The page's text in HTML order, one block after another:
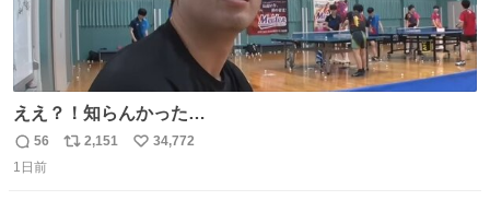
ええ？！知らんかった…
返
信
56
リ
2,151
い
34,772
1日前